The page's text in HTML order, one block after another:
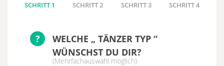
SCHRITT 1 SCHRITT 2 SCHRITT 3 SCHRITT 4
?
WELCHE „ TÄNZER TYP “
WÜNSCHST DU DIR?
(Mehrfachauswahl möglich)